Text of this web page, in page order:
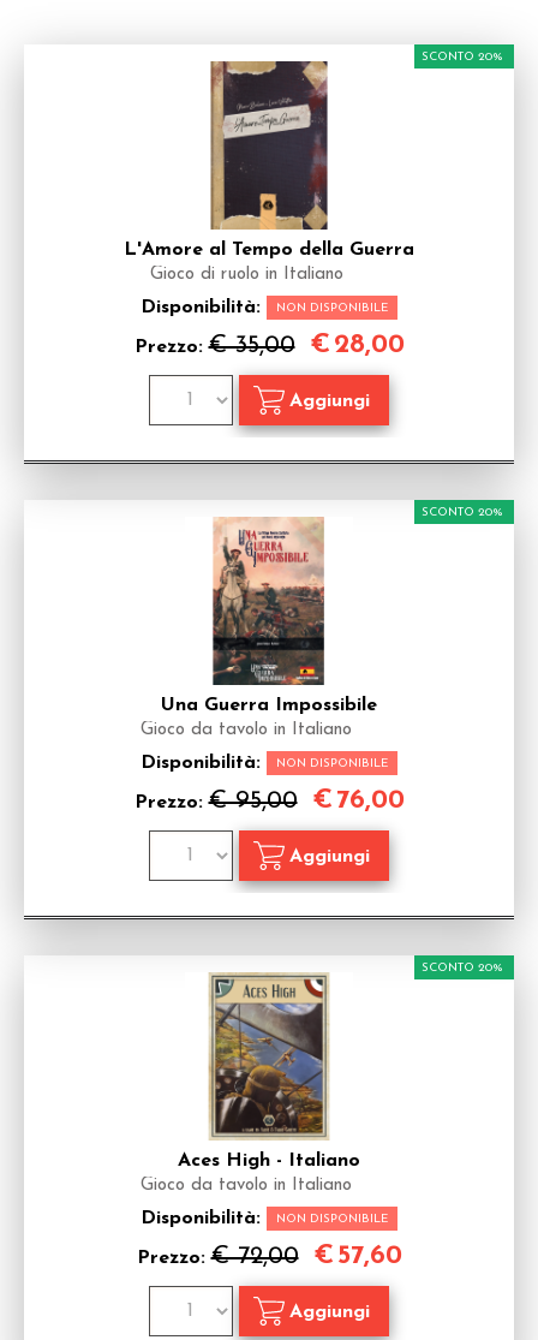
L'Amore al Tempo della Guerra
Gioco di ruolo in Italiano
Disponibilità: NON DISPONIBILE
Prezzo:€ 35,00
SCONTO 20%
€ 28,00
Una Guerra Impossibile
Gioco da tavolo in Italiano
Disponibilità: NON DISPONIBILE
Prezzo:€ 95,00
SCONTO 20%
€ 76,00
Aces High - Italiano
Gioco da tavolo in Italiano
Disponibilità: NON DISPONIBILE
Prezzo:€ 72,00
SCONTO 20%
€ 57,60